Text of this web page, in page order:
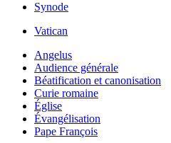
Synode
Vatican
Angelus
Audience générale
Béatification et canonisation
Curie romaine
Église
Évangélisation
Pape François